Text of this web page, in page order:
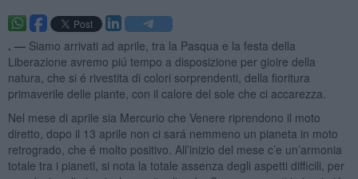
. — Siamo arrivati ad aprile, tra la Pasqua e la festa della
Liberazione avremo piú tempo a disposizione per gioire della
natura, che si é rivestita di colori sorprendenti, della fioritura
primaverile delle piante, con il calore del sole che ci accarezza.
Nel mese di aprile sia Mercurio che Venere riprendono il moto
diretto, dopo il 13 aprile non ci sará nemmeno un pianeta in moto
retrogrado, che é molto positivo. All’inizio del mese c’e un’armonia
totale tra i pianeti, si nota la totale assenza degli aspetti difficili, per